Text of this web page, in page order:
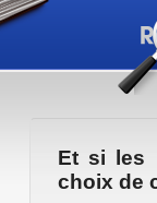
Et si les
choix de